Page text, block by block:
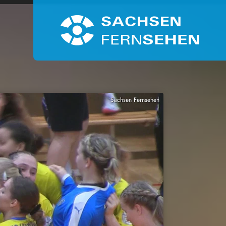
Sachsen Fernsehen